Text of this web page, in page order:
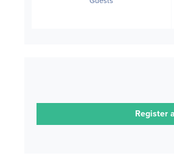
Register